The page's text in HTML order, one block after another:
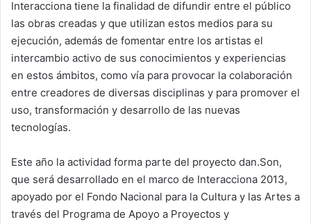
Interacciona tiene la finalidad de difundir entre el público
las obras creadas y que utilizan estos medios para su
ejecución, además de fomentar entre los artistas el
intercambio activo de sus conocimientos y experiencias
en estos ámbitos, como vía para provocar la colaboración
entre creadores de diversas disciplinas y para promover el
uso, transformación y desarrollo de las nuevas
tecnologías.
Este año la actividad forma parte del proyecto dan.Son,
que será desarrollado en el marco de Interacciona 2013,
apoyado por el Fondo Nacional para la Cultura y las Artes a
través del Programa de Apoyo a Proyectos y